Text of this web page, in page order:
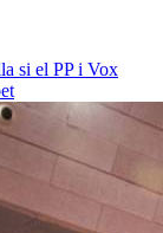
si el PP i Vox